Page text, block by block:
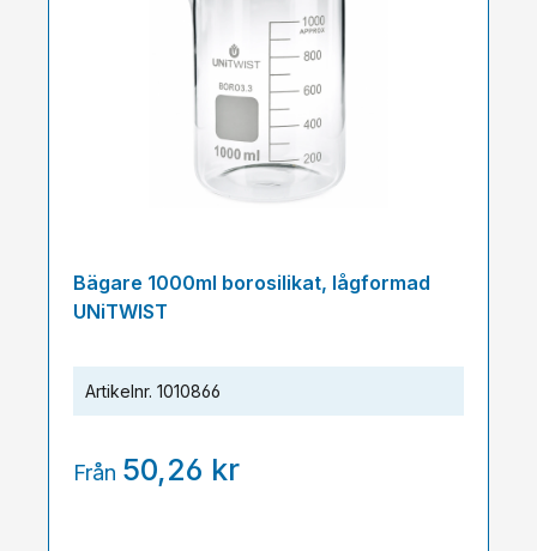
Bägare 1000ml borosilikat, lågformad
UNiTWIST
Artikelnr. 1010866
Från 50,26 kr